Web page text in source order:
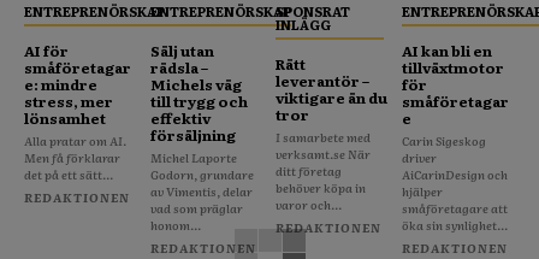
ENTREPRENÖRSKAP
AI för
småföretagar
e: mindre
stress, mer
lönsamhet
Alla pratar om AI.
Men få förklarar
det på ett sätt...
REDAKTIONEN
ENTREPRENÖRSKAP
Sälj utan
rädsla –
Michels väg
till trygg och
effektiv
försäljning
Michel Laporte
Godorn, grundare
av Vimentis, delar
vad som präglar
honom...
REDAKTIONEN
SPONSRAT
INLÄGG
Rätt
leverantör –
viktigare än du
tror
I samarbete med
verksamt.se När
ditt företag
behöver köpa in
varor och...
REDAKTIONEN
AI kan bli en
tillväxtmotor
för
småföretagar
e
Carin Sigeskog
driver
AiCarinDesign och
hjälper
småföretagare att
öka sin synlighet...
REDAKTIONEN